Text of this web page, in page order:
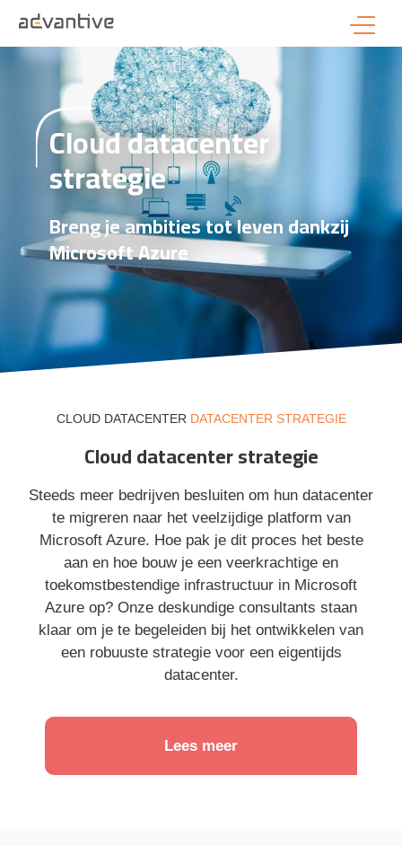
Cloud datacenter
strategie
Breng je ambities tot leven dankzij
Microsoft Azure
CLOUD DATACENTER DATACENTER STRATEGIE
Cloud datacenter strategie
Steeds meer bedrijven besluiten om hun datacenter
te migreren naar het veelzijdige platform van
Microsoft Azure. Hoe pak je dit proces het beste
aan en hoe bouw je een veerkrachtige en
toekomstbestendige infrastructuur in Microsoft
Azure op? Onze deskundige consultants staan
klaar om je te begeleiden bij het ontwikkelen van
een robuuste strategie voor een eigentijds
datacenter.
Lees meer